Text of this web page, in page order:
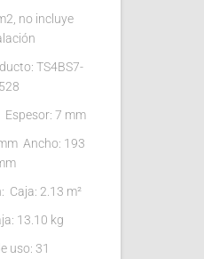
no incluye
TS4BS7-
7 mm
Ancho: 193
Caja: 2.13 m²
13.10 kg
uso: 31